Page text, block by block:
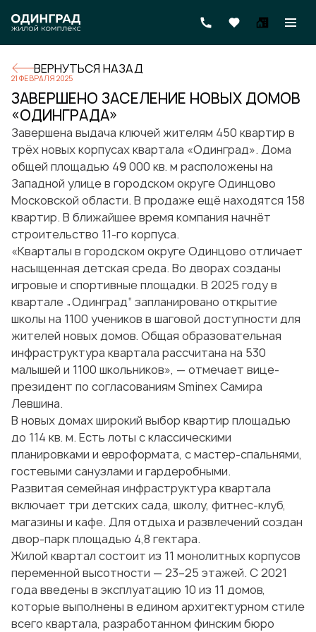
ВЕРНУТЬСЯ НАЗАД
21 ФЕВРАЛЯ 2025
ЗАВЕРШЕНО ЗАСЕЛЕНИЕ НОВЫХ ДОМОВ
«ОДИНГРАДА»
Завершена выдача ключей жителям 450 квартир в
трёх новых корпусах квартала «Одинград». Дома
общей площадью 49 000 кв. м расположены на
Западной улице в городском округе Одинцово
Московской области. В продаже ещё находятся 158
квартир. В ближайшее время компания начнёт
строительство 11-го корпуса.
«Кварталы в городском округе Одинцово отличает
насыщенная детская среда. Во дворах созданы
игровые и спортивные площадки. В 2025 году в
квартале „Одинград“ запланировано открытие
школы на 1100 учеников в шаговой доступности для
жителей новых домов. Общая образовательная
инфраструктура квартала рассчитана на 530
малышей и 1100 школьников», — отмечает вице-
президент по согласованиям Sminex Самира
Левшина.
В новых домах широкий выбор квартир площадью
до 114 кв. м. Есть лоты с классическими
планировками и евроформата, с мастер-спальнями,
гостевыми санузлами и гардеробными.
Развитая семейная инфраструктура квартала
включает три детских сада, школу, фитнес-клуб,
магазины и кафе. Для отдыха и развлечений создан
двор-парк площадью 4,8 гектара.
Жилой квартал состоит из 11 монолитных корпусов
переменной высотности — 23–25 этажей. С 2021
года введены в эксплуатацию 10 из 11 домов,
которые выполнены в едином архитектурном стиле
всего квартала, разработанном финским бюро